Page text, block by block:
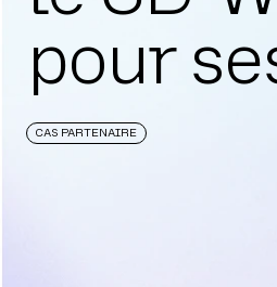
pour
CAS PARTENAIRE